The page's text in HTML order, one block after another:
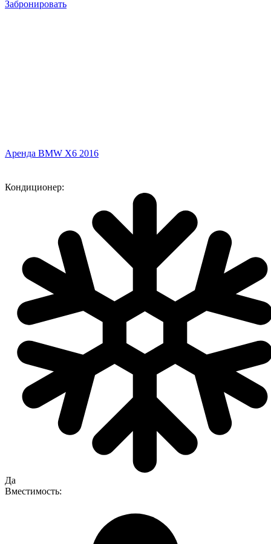
Забронировать
Аренда BMW X6 2016
Кондиционер:
Да
Вместимость: